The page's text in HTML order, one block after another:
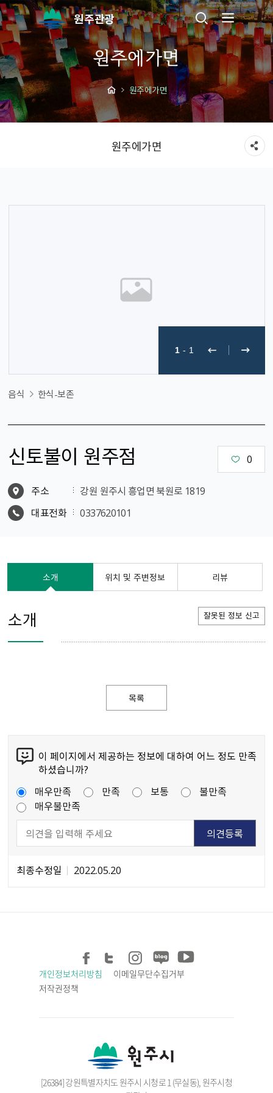
원주관광
원주에가면
원주에가면
원주에가면
1 - 1
음식 한식-보존
신토불이 원주점 0
주소
강원 원주시 흥업면 북원로 1819
대표전화
0337620101
소개 위치 및 주변정보 리뷰
소개 잘못된 정보 신고
목록
이 페이지에서 제공하는 정보에 대하여 어느 정도 만족
하셨습니까?
매우만족
만족 보통
불만족
매우불만족
최종수정일 2022.05.20
개인정보처리방침
이메일무단수집거부
저작권정책
[26384] 강원특별자치도 원주시 시청로 1 (무실동), 원주시청